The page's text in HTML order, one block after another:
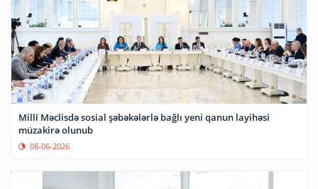
Milli Məclisdə sosial şəbəkələrlə bağlı yeni qanun layihəsi
müzakirə olunub
08-06-2026